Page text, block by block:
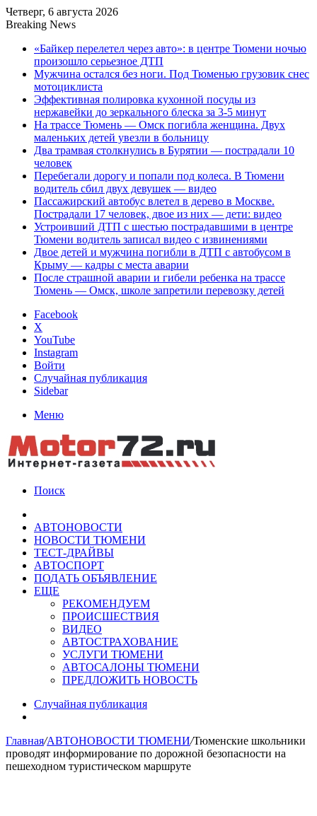
Четверг, 6 августа 2026
Breaking News
«Байкер перелетел через авто»: в центре Тюмени ночью
произошло серьезное ДТП
Мужчина остался без ноги. Под Тюменью грузовик снес
мотоциклиста
Эффективная полировка кухонной посуды из
нержавейки до зеркального блеска за 3-5 минут
На трассе Тюмень — Омск погибла женщина. Двух
маленьких детей увезли в больницу
Два трамвая столкнулись в Бурятии — пострадали 10
человек
Перебегали дорогу и попали под колеса. В Тюмени
водитель сбил двух девушек — видео
Пассажирский автобус влетел в дерево в Москве.
Пострадали 17 человек, двое из них — дети: видео
Устроивший ДТП с шестью пострадавшими в центре
Тюмени водитель записал видео с извинениями
Двое детей и мужчина погибли в ДТП с автобусом в
Крыму — кадры с места аварии
После страшной аварии и гибели ребенка на трассе
Тюмень — Омск, школе запретили перевозку детей
Facebook
X
YouTube
Instagram
Войти
Случайная публикация
Sidebar
Меню
Поиск
АВТОНОВОСТИ
НОВОСТИ ТЮМЕНИ
ТЕСТ-ДРАЙВЫ
АВТОСПОРТ
ПОДАТЬ ОБЪЯВЛЕНИЕ
ЕЩЕ
РЕКОМЕНДУЕМ
ПРОИСШЕСТВИЯ
ВИДЕО
АВТОСТРАХОВАНИЕ
УСЛУГИ ТЮМЕНИ
АВТОСАЛОНЫ ТЮМЕНИ
ПРЕДЛОЖИТЬ НОВОСТЬ
Случайная публикация
Главная/АВТОНОВОСТИ ТЮМЕНИ/Тюменские школьники
проводят информирование по дорожной безопасности на
пешеходном туристическом маршруте